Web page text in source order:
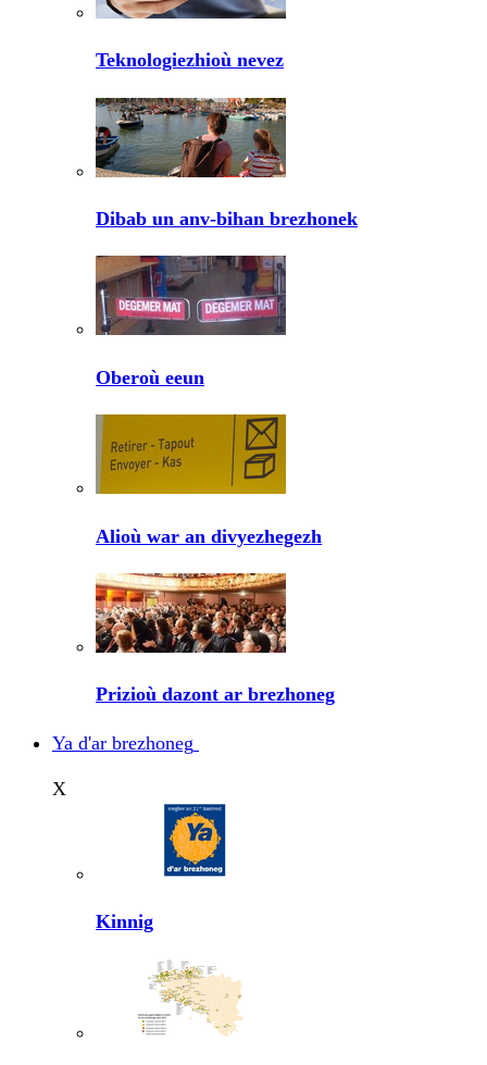
Teknologiezhioù nevez
Dibab un anv-bihan brezhonek
Oberoù eeun
Alioù war an divyezhegezh
Prizioù dazont ar brezhoneg
Ya d'ar brezhoneg
X
Kinnig